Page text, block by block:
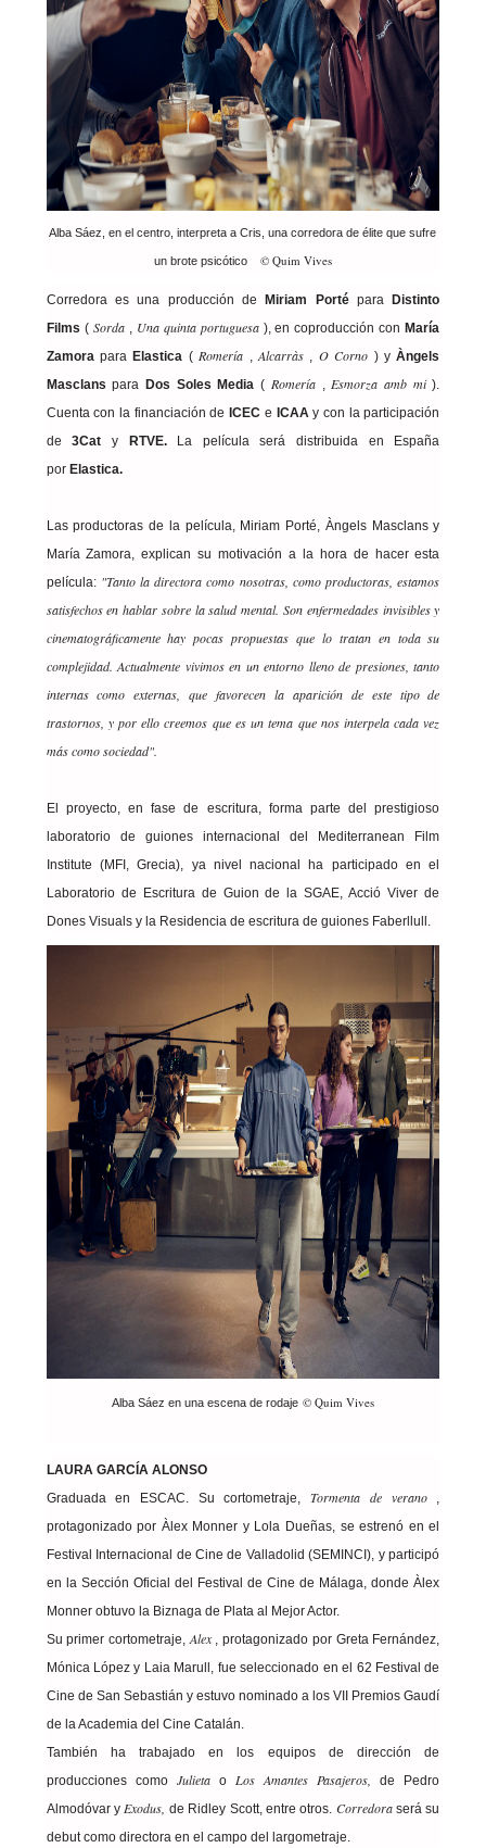
Alba Sáez, en el centro, interpreta a Cris, una corredora de élite que sufre
un brote psicótico © Quim Vives
Corredora es una producción de Miriam Portépara
Distinto
Films ( Sorda, Una quinta portuguesa), en coproducción con María
Zamorapara Elastica (Romería ,Alcarràs , O Corno ) yÀngels
Masclans para Dos Soles Media ( Romería,Esmorza amb mi).
Cuenta con la financiación de ICEC e ICAAy con la participación
de3Cat y RTVE.La película será distribuida en España
por Elastica.
Las productoras de la película, Miriam Porté, Àngels Masclans y
María Zamora, explican su motivación a la hora de hacer esta
película: "Tanto la directora como nosotras, como productoras, estamos
satisfechos en hablar sobre la salud mental. Son enfermedades invisibles y
cinematográficamente hay pocas propuestas que lo tratan en toda su
complejidad. Actualmente vivimos en un entorno lleno de presiones, tanto
internas como externas, que favorecen la aparición de este tipo de
trastornos, y por ello creemos que es un tema que nos interpela cada vez
más como sociedad".
El proyecto, en fase de escritura, forma parte del prestigioso
laboratorio de guiones internacional del Mediterranean Film
Institute (MFI, Grecia), ya nivel nacional ha participado en el
Laboratorio de Escritura de Guion de la SGAE, Acció Viver de
Dones Visuals y la Residencia de escritura de guiones Faberllull.
Alba Sáez en una escena de rodaje© Quim Vives
LAURA GARCÍA ALONSO
Graduada en ESCAC. Su cortometraje,Tormenta de verano,
protagonizado por Àlex Monner y Lola Dueñas, se estrenó en el
Festival Internacional de Cine de Valladolid (SEMINCI), y participó
en la Sección Oficial del Festival de Cine de Málaga, donde Àlex
Monner obtuvo la Biznaga de Plata al Mejor Actor.
Su primer cortometraje,Alex, protagonizado por Greta Fernández,
Mónica López y Laia Marull, fue seleccionado en el 62 Festival de
Cine de San Sebastián y estuvo nominado a los VII Premios Gaudí
de la Academia del Cine Catalán.
También ha trabajado en los equipos de dirección de
producciones como Julietao Los Amantes Pasajeros,
de Pedro
Almodóvar yExodus, de Ridley Scott, entre otros. Corredoraserá su
debut como directora en el campo del largometraje.